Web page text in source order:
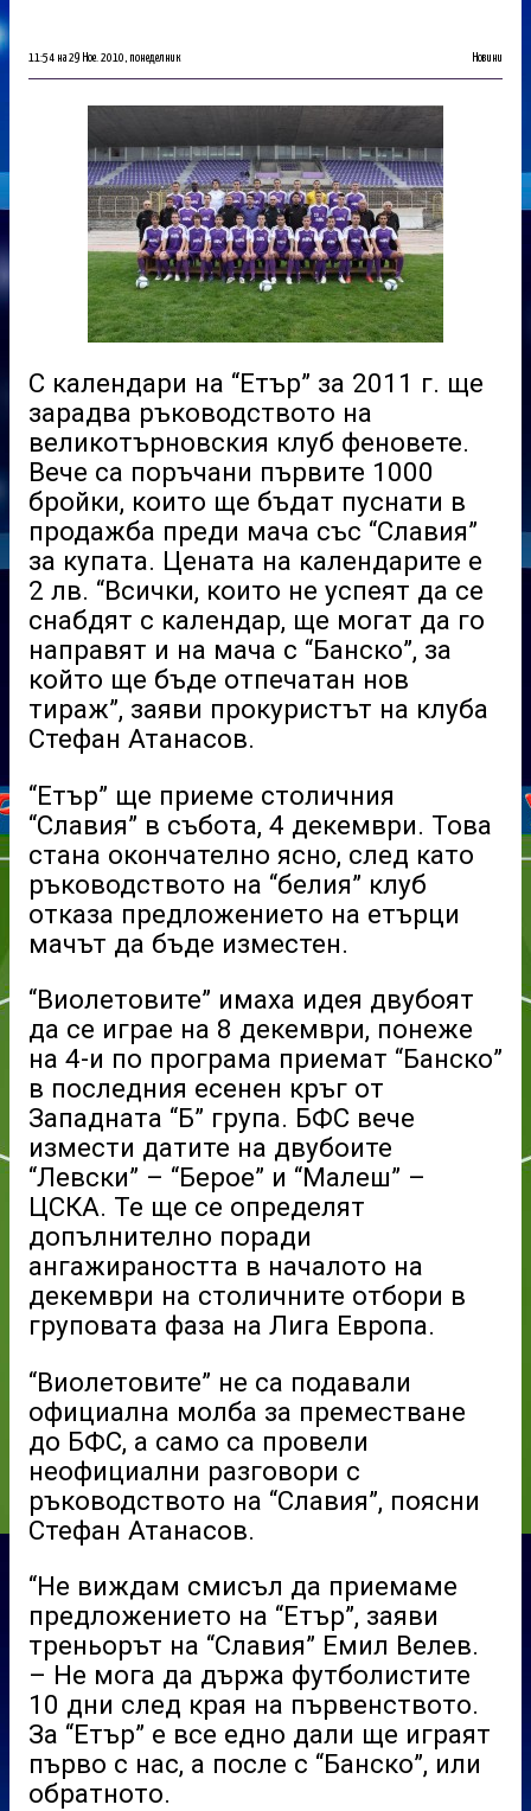
11:54 на 29 Ное. 2010, понеделник Новини
С календари на “Етър” за 2011 г. ще
зарадва ръководството на
великотърновския клуб феновете.
Вече са поръчани първите 1000
бройки, които ще бъдат пуснати в
продажба преди мача със “Славия”
за купата. Цената на календарите е
2 лв. “Всички, които не успеят да се
снабдят с календар, ще могат да го
направят и на мача с “Банско”, за
който ще бъде отпечатан нов
тираж”, заяви прокуристът на клуба
Стефан Атанасов.
“Етър” ще приеме столичния
“Славия” в събота, 4 декември. Това
стана окончателно ясно, след като
ръководството на “белия” клуб
отказа предложението на етърци
мачът да бъде изместен.
“Виолетовите” имаха идея двубоят
да се играе на 8 декември, понеже
на 4-и по програма приемат “Банско”
в последния есенен кръг от
Западната “Б” група. БФС вече
измести датите на двубоите
“Левски” – “Берое” и “Малеш” –
ЦСКА. Те ще се определят
допълнително поради
ангажираността в началото на
декември на столичните отбори в
груповата фаза на Лига Европа.
“Виолетовите” не са подавали
официална молба за преместване
до БФС, а само са провели
неофициални разговори с
ръководството на “Славия”, поясни
Стефан Атанасов.
“Не виждам смисъл да приемаме
предложението на “Етър”, заяви
треньорът на “Славия” Емил Велев.
– Не мога да държа футболистите
10 дни след края на първенството.
За “Етър” е все едно дали ще играят
първо с нас, а после с “Банско”, или
обратното.